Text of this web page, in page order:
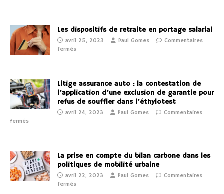
Les dispositifs de retraite en portage salarial
avril 25, 2023 Paul Gomes
Commentaires
fermés
Litige assurance auto : la contestation de
l’application d’une exclusion de garantie pour
refus de souffler dans l’éthylotest
avril 24, 2023 Paul Gomes
Commentaires
fermés
La prise en compte du bilan carbone dans les
politiques de mobilité urbaine
avril 22, 2023 Paul Gomes
Commentaires
fermés